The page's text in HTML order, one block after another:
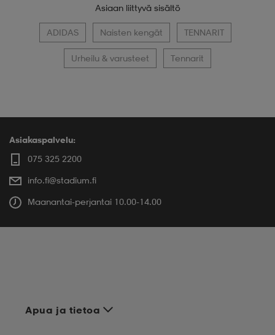
Asiaan liittyvä sisältö
ADIDAS Naisten kengät TENNARIT
Urheilu & varusteet Tennarit
Asiakaspalvelu:
075 325 2200
info.fi@stadium.fi
Maanantai-perjantai 10.00-14.00
Apua ja tietoa